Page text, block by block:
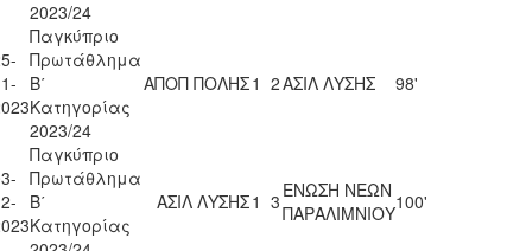
2023/24
Παγκύπριο
Πρωτάθλημα
Β΄
Κατηγορίας
2023/24
ΑΠΟΠ ΠΟΛΗΣ1 2ΑΣΙΛ ΛΥΣΗΣ 98'
Παγκύπριο
Πρωτάθλημα
Β΄
Κατηγορίας
ΑΣΙΛ ΛΥΣΗΣ1 3 ΕΝΩΣΗ ΝΕΩΝ
ΠΑΡΑΛΙΜΝΙΟΥ100'